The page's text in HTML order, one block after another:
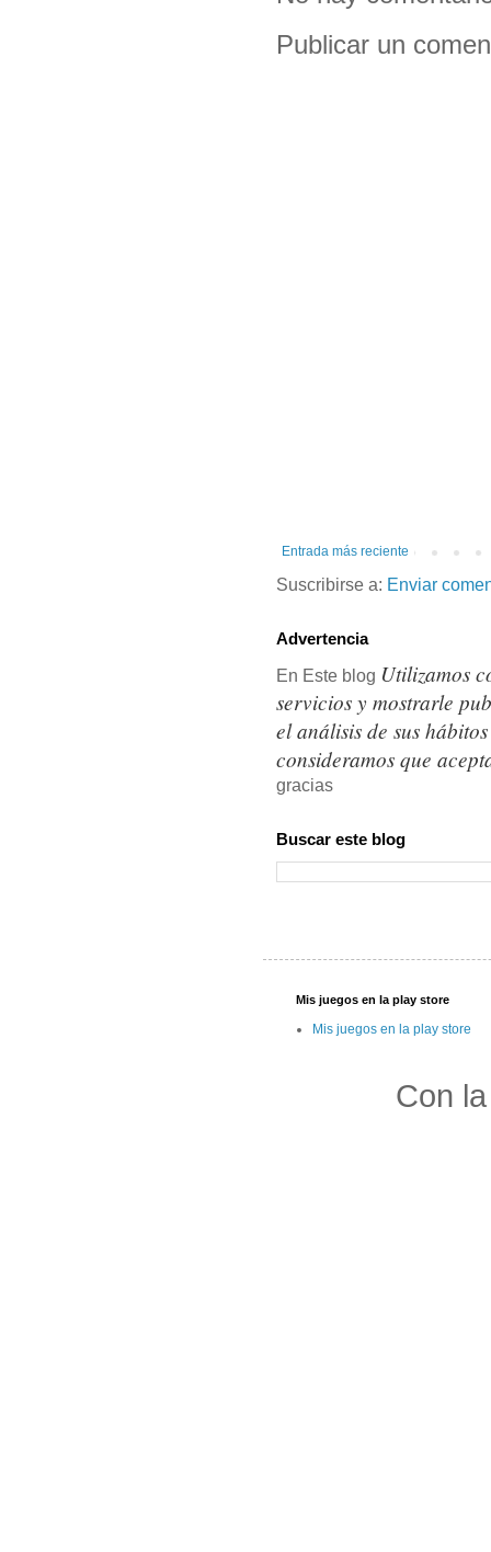
Publicar un
Entrada más reciente
Suscribirse a: Enviar
Advertencia
En Este blog Utilizamos
servicios y mostrarle
el análisis de sus
consideramos que
gracias
Buscar este blog
Mis juegos en la play store
Mis juegos en la play store
Con